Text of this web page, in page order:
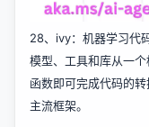
28、 ivy：机器学习代
模型、工具和库从一
函数即可完成代码的
主流框架。